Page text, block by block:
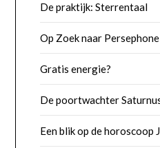
De praktijk: Sterrentaal
Op Zoek naar Persephone
Gratis energie?
De poortwachter
Een blik op de horoscoop